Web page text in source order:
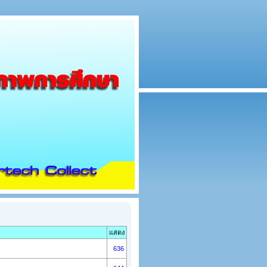
แสดง
636